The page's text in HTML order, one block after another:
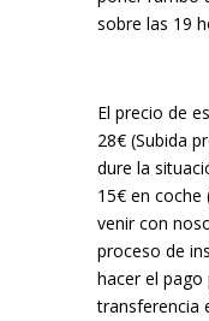
sobre las 19
El precio de
28€ (Subida
dure la
15€ en coche
venir con
proceso de
hacer el
transferencia